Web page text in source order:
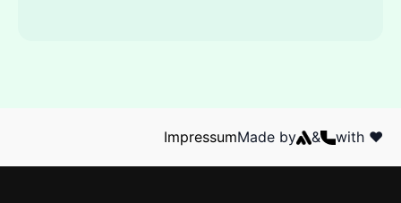
ImpressumMade by & with ❤️